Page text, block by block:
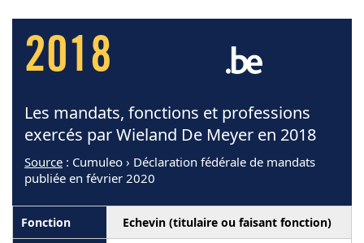
2018
Les mandats, fonctions et professions
exercés par Wieland De Meyer en 2018
Source : Cumuleo › Déclaration fédérale de mandats
publiée en février 2020
Echevin (titulaire ou faisant fonction)